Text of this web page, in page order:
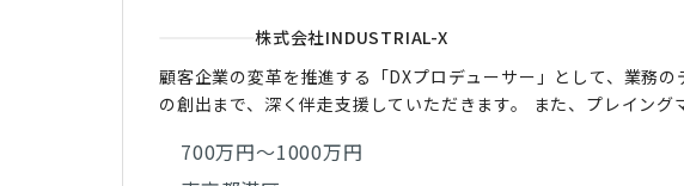
株式会社INDUSTRIAL-X
顧客企業の変革を推進する「DXプロデューサー」として、業務
の創出まで、深く伴走支援していただきます。 また、プレイン
700万円～1000万円